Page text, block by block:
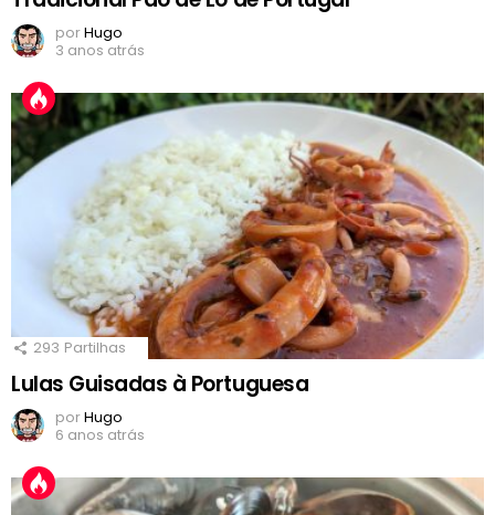
porHugo
3 anos atrás
293 Partilhas
Lulas Guisadas à Portuguesa
porHugo
6 anos atrás